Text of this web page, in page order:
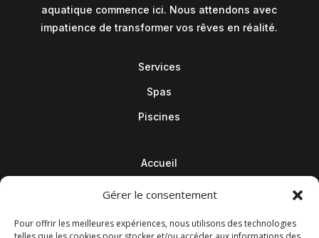
Gérer le consentement
Pour offrir les meilleures expériences, nous utilisons des technologies
aquatique commence ici. Nous attendons avec
impatience de transformer vos rêves en réalité.
Services
Spas
Piscines
Accueil